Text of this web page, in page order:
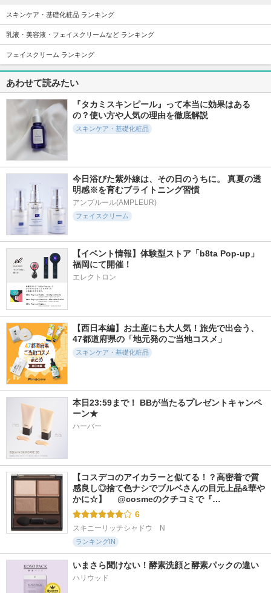
ビタコラローズPDR
Nクリーム
ample monster クレアス(Dear,Klairs)
1番 シカ丸ごと水分
整肌パッド
ナンバーズイン(numb
uzin)
6.3
52件
ビタコラローズPDR
Nアンプル
ample monster
5.4
804件
1番 塗るパントテン
5.3
928件
1番 ガルバニックパ
ントテン酸スージン
グセラム
ナンバーズイン(numb
uzin)
時短バブルパック
ナンバーズイン(numb
uzin)
3％整肌トナー
ナンバーズイン(numb
5.4
527件
1番 かけるパントテ
ン酸スキンパウダー
ナンバーズイン(numb
uzin)
essenciel
ナンバーズイン(numb
uzin)
スキンケア・基礎化粧品 ランキング
乳液・美容液・フェイスクリームなど ランキング
フェイスクリーム ランキング
あわせて読みたい
『タカミスキンピール』って本当に効果はある
の？使い方や人気の理由を徹底解説
スキンケア・基礎化粧品
今日浴びた紫外線は、その日のうちに。 真夏の透
明感※を育むブライトニング習慣
アンプルール(AMPLEUR)
フェイスクリーム
【イベント情報】体験型ストア「b8ta Pop-up」
福岡にて開催！
エレクトロン
【西日本編】お土産にも大人気！旅先で出会う、
47都道府県の「地元発のご当地コスメ」
スキンケア・基礎化粧品
本日23:59まで！ BBが当たるプレゼントキャンペ
ーン★
ハーバー
【コスデコのアイカラーと似てる！？高密着で質
感良し◎捨て色ナシでブルベさんの目元上品&華や
かに☆】 　@cosmeのクチコミで『…
6
スキニーリッチシャドウ　N
ランキングIN
いまさら聞けない！酵素洗顔と酵素パックの違い
ハリウッド